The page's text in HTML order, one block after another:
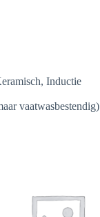
Inductie
vaatwasbestendig)